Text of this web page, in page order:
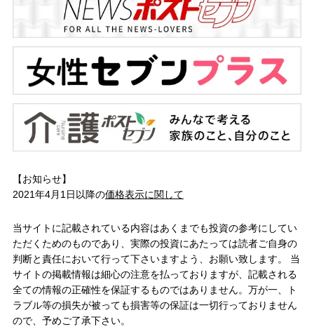
【お知らせ】
2021年4月1日以降の価格表示に関して
当サイトに記載されている内容はあくまでも投資の参考にしてい
ただくためのものであり、実際の投資にあたっては読者ご自身の
判断と責任において行って下さいますよう、お願い致します。 当
サイトの掲載情報は細心の注意を払っておりますが、記載される
全ての情報の正確性を保証するものではありません。万が一、ト
ラブル等の損失が被っても損害等の保証は一切行っておりません
ので、予めご了承下さい。